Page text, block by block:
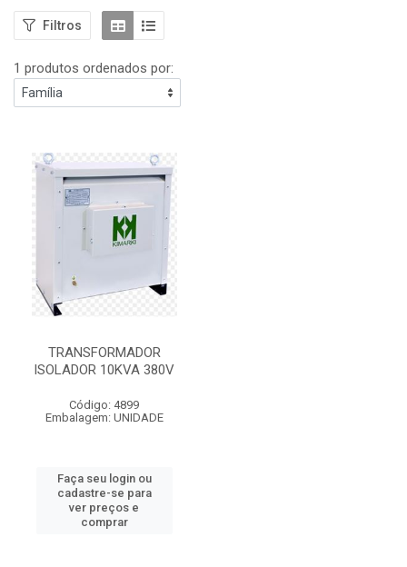
Filtros
1 produtos ordenados por:
TRANSFORMADOR
ISOLADOR 10KVA 380V
Código: 4899
Embalagem: UNIDADE
Faça seu login ou
cadastre-se para
ver preços e
comprar